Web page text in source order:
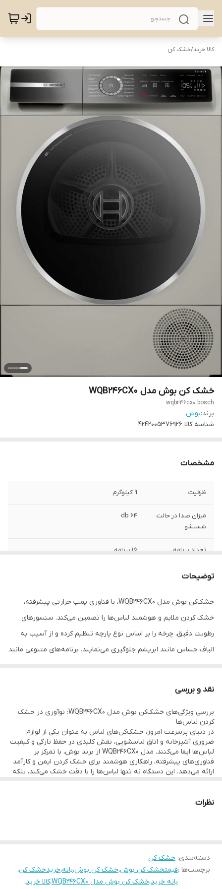
کالا خرید/خشک کن
خشک‌ کن بوش مدل WQB246CX0
wqb246cx0 bosch
برند:بوش
شناسه کالا ۴۲۴۲۰۰۵۳۷۶۹۲۶
مشخصات
ظرفیت ۹ کیلوگرم
میزان صدا در حالت
شستشو
۶۴ db
تعداد برنامه ۱۵ برنامه
مصرف انرژی
موبایل
دارد
دارای فناوری AutoDry (تشخیص رطوبت خودکار)
مجهز به فناوری Smart Dry (هماهنگی با ماشین لباسشویی)
توضیحات
خشک‌کن بوش مدل WQB246CX0، با فناوری پمپ حرارتی پیشرفته،
خشک کردن ملایم و هوشمند لباس‌ها را تضمین می‌کند. سنسورهای
رطوبت دقیق، چرخه را بر اساس نوع پارچه تنظیم کرده و از آسیب به
الیاف حساس مانند ابریشم جلوگیری می‌نمایند. برنامه‌های متنوعی مانند
نقد و بررسی
بررسی ویژگی‌های خشک‌کن بوش مدل WQB246CX0: نوآوری در خشک
کردن لباس‌ها
در دنیای پرسرعت امروز، خشک‌کن‌های لباس به عنوان یکی از لوازم
ضروری آشپزخانه و اتاق لباسشویی، نقش کلیدی در حفظ تازگی و کیفیت
لباس‌ها ایفا می‌کنند. مدل WQB246CX0 از برند بوش، با تمرکز بر
فناوری‌های پیشرفته، راهکاری هوشمند برای خشک کردن ایمن و کارآمد
ارائه می‌دهد. این دستگاه نه تنها لباس‌ها را با دقت خشک می‌کند، بلکه
نشان می‌دهیم چگونه هر عنصر، تجربه کاربری را غنی‌تر می‌سازد. از
رویکرد، فرآیند خشک کردن را به شکلی ملایم و مداوم پیش می‌برد،
بدون اینکه فشار اضافی بر الیاف لباس وارد شود. تصور کنید لباس‌های
تازه شسته‌شده‌تان را به داخل دستگاه می‌گذارید و سیستم به طور
نظرات
دسته‌بندی: خشک کن
برچسب‌ها :قیمتخشک کن بوش،خشک کن بوش،بانه،خریدخشک کن،
بانه خرید،خشک کن بوش مدل WQB246CX0 ،کالا خرید،